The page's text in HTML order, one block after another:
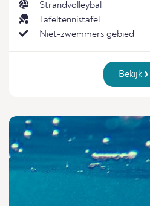
Strandvolleybal
Tafeltennistafel
Niet-zwemmers gebied
Bekijk